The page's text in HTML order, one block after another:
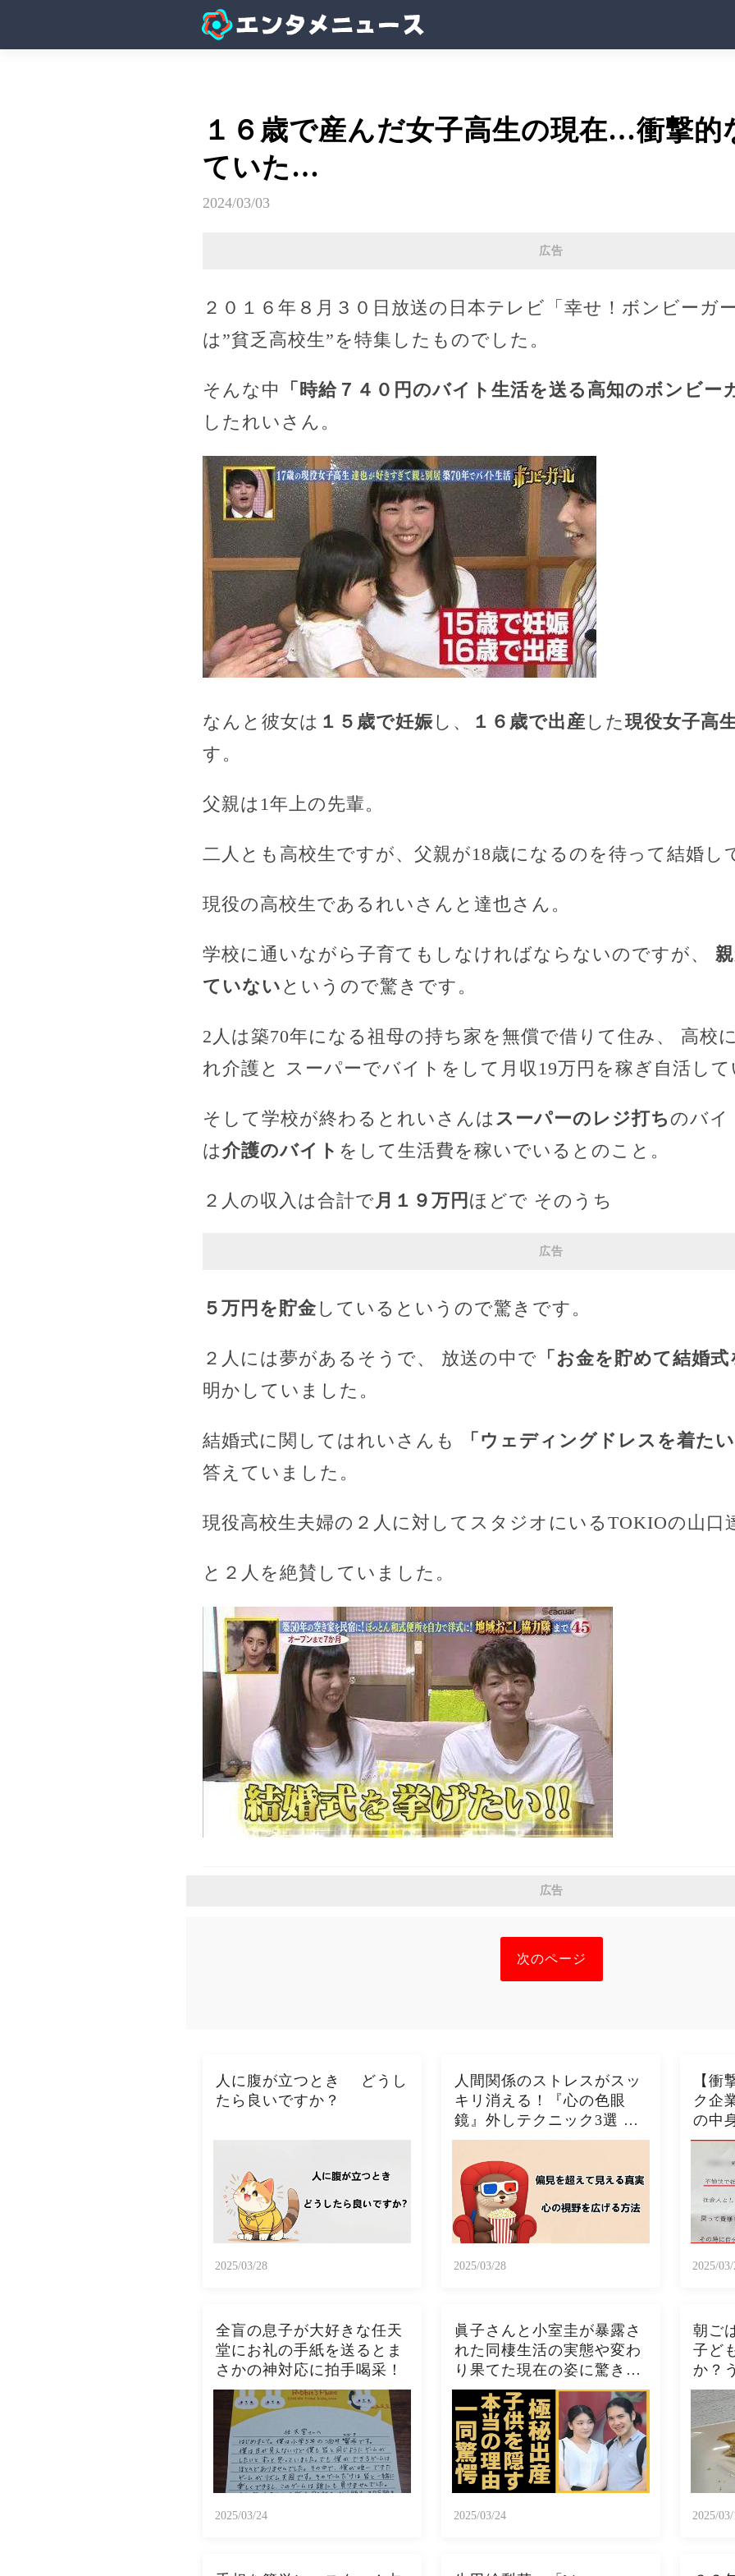
１６歳で産んだ女子高生の現在…衝撃的
ていた…
2024/03/03
広告
２０１６年８月３０日放送の日本テレビ「幸せ！ボンビーガ
は”貧乏高校生”を特集したものでした。
そんな中 「時給７４０円のバイト生活を送る高知のボンビー
したれいさん。
なんと彼女は １５歳で妊娠し、 １６歳で出産 した現役女子高
す。
父親は1年上の先輩。
二人とも高校生ですが、父親が18歳になるのを待って結婚し
現役の高校生であるれいさんと達也さん。
学校に通いながら子育てもしなければならないのですが、
ていない というので驚きです。
2人は築70年になる祖母の持ち家を無償で借りて住み、 高校
れ介護と スーパーでバイトをして月収19万円を稼ぎ自活して
そして学校が終わるとれいさんは スーパーのレジ打ち のバイ
は介護のバイト をして生活費を稼いでいるとのこと。
２人の収入は合計で月１９万円 ほどで そのうち
広告
５万円を貯金しているというので驚きです。
２人には夢があるそうで、 放送の中で 「お金を貯めて結婚式
明かしていました。
結婚式に関してはれいさんも 「ウェディングドレスを着たい
答えていました。
現役高校生夫婦の２人に対してスタジオにいるTOKIOの山口
と２人を絶賛していました。
広告
次のページ
人に腹が立つとき どうし
たら良いですか？
2025/03/28
人間関係のストレスがスッ
キリ消える！『心の色眼
鏡』外しテクニック3選 今
日から視界クリアになるた
った！！🦦✨
2025/03/28
【衝
ク企
の中
の酷
2025/
全盲の息子が大好きな任天
堂にお礼の手紙を送るとま
さかの神対応に拍手喝采！
2025/03/24
眞子さんと小室圭が暴露さ
れた同棲生活の実態や変わ
り果てた現在の姿に驚きを
隠さない...秋篠宮家の長女
がアメリカで極秘出産の真
相や暴露されたヤバいO癖
に言葉を失う...
2025/03/24
朝ご
子ど
か？
トー
ト、
スト
ぱ
2025/